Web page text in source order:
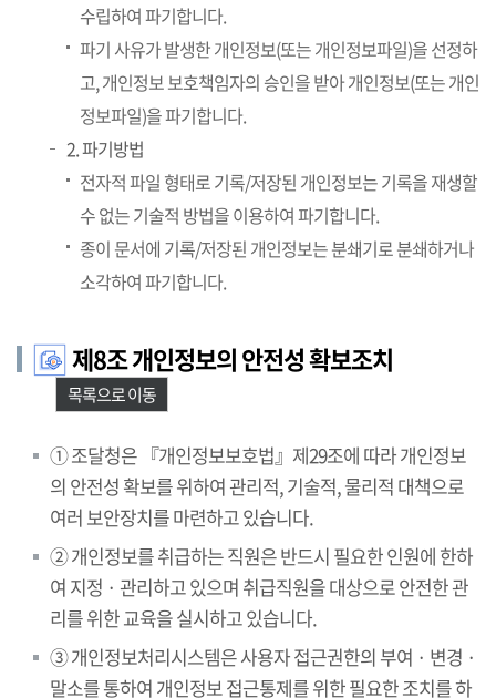
수립하여 파기합니다.
파기 사유가 발생한 개인정보(또는 개인정보파일)을 선정하
고, 개인정보 보호책임자의 승인을 받아 개인정보(또는 개인
정보파일)을 파기합니다.
2. 파기방법
전자적 파일 형태로 기록/저장된 개인정보는 기록을 재생할
수 없는 기술적 방법을 이용하여 파기합니다.
종이 문서에 기록/저장된 개인정보는 분쇄기로 분쇄하거나
소각하여 파기합니다.
제8조 개인정보의 안전성 확보조치
목록으로 이동
① 조달청은 『개인정보보호법』제29조에 따라 개인정보
의 안전성 확보를 위하여 관리적, 기술적, 물리적 대책으로
여러 보안장치를 마련하고 있습니다.
② 개인정보를 취급하는 직원은 반드시 필요한 인원에 한하
여 지정 · 관리하고 있으며 취급직원을 대상으로 안전한 관
리를 위한 교육을 실시하고 있습니다.
③ 개인정보처리시스템은 사용자 접근권한의 부여 · 변경 ·
말소를 통하여 개인정보 접근통제를 위한 필요한 조치를 하